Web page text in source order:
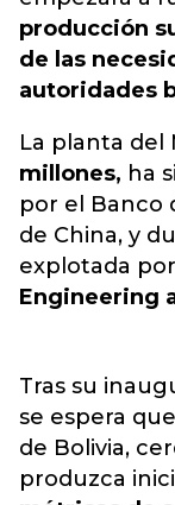
producción
de las
autoridades
La planta del
millones, ha
por el Banco
de China, y
explotada
Engineering
Tras su
se espera
de Bolivia,
produzca